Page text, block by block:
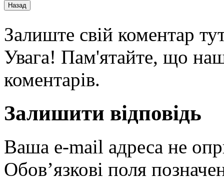
Залиште свій коментар
Увага! Пам'ятайте, що
коментарів.
Залишити відповідь
Ваша e-mail адреса не
Обов’язкові поля